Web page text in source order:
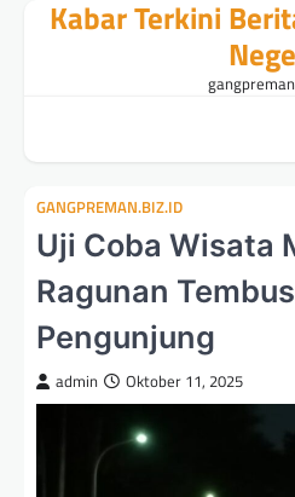
Kabar Terkini
GANGPREMAN.BIZ.ID
Uji Coba Wisata
Ragunan
Pengunjung
admin Oktober 11, 2025